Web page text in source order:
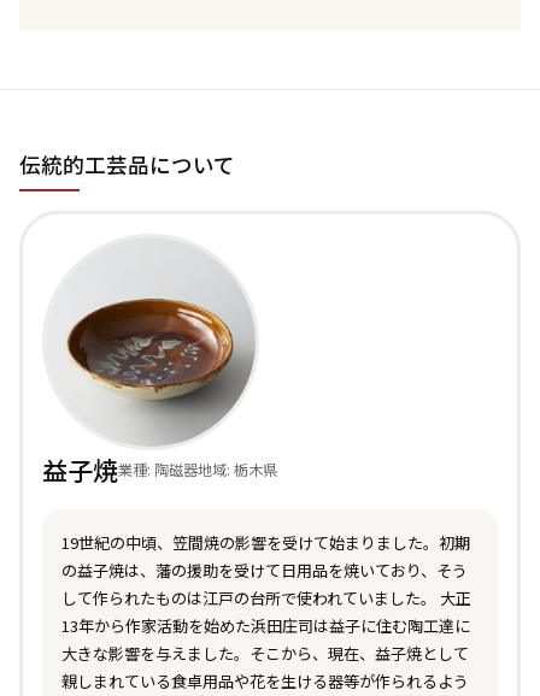
伝統的工芸品について
益子焼業種: 陶磁器地域: 栃木県
19世紀の中頃、笠間焼の影響を受けて始まりました。初期
の益子焼は、藩の援助を受けて日用品を焼いており、そう
して作られたものは江戸の台所で使われていました。 大正
13年から作家活動を始めた浜田庄司は益子に住む陶工達に
大きな影響を与えました。そこから、現在、益子焼として
親しまれている食卓用品や花を生ける器等が作られるよう